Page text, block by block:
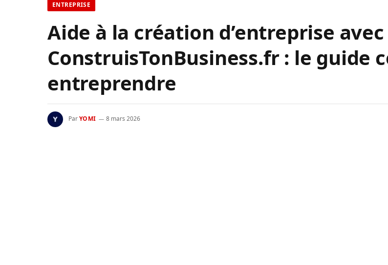
ENTREPRISE
Aide à la création d’entreprise avec
ConstruisTonBusiness.fr : le guide
entreprendre
ParYOMI 8 mars 2026